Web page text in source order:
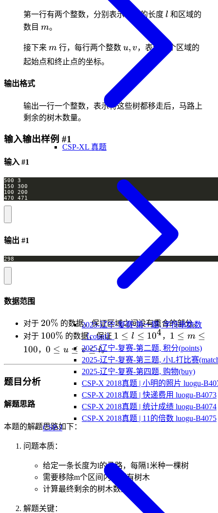
CSP-XL 真题
2025-辽宁-复赛-第一题, 字符串数数
（count）
2025-辽宁-复赛-第二题, 积分(points)
2025-辽宁-复赛-第三题, 小L打比赛
2025-辽宁-复赛-第四题, 购物(buy)
CSP-X 2018真题 | 小明的照片 luogu-
CSP-X 2018真题 | 快递费用 luogu-B4073
CSP-X 2018真题 | 统计成绩 luogu-B4074
CSP-X 2018真题 | 11的倍数 luogu-B4075
CSP-J
第一行有两个整数，分别表示马路的长度 l
l 和区域的
数目 m
m。
接下来 m
m 行，每行两个整数 u,
u, v，表示一个区域的
起始点和终止点的坐标。
输出格式
输出一行一个整数，表示将这些树都移走后，马路上
剩余的树木数量。
输入输出样例 #1
输入 #1
470 471
输出 #1
298
数据范围
对于 20\%
20% 的数据，保证区域之间没有重合的部分。
对于 100\%
100% 的数据，保证 1
\leq
l
\leq
10^4
1 ≤ l ≤ 104 ， 1
\leq
m
\leq
100
1 ≤ m ≤
100， 0
0 ≤ u ≤ v ≤ l。
题目分析
解题思路
本题的解题思路如下：
问题本质：
给定一条长度为l的马路，每隔1米种一棵树
需要移除m个区间内的所有树木
计算最终剩余的树木数量
解题关键：